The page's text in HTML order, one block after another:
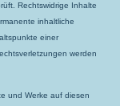
Rechtswidrige Inhalte
inhaltliche
einer
werden
und Werke auf diesen